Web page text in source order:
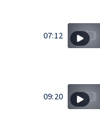
07:12
09:20